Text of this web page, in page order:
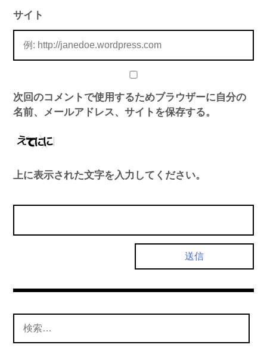
サイト
次回のコメントで使用するためブラウザーに自分の
名前、メールアドレス、サイトを保存する。
上に表示された文字を入力してください。
索: